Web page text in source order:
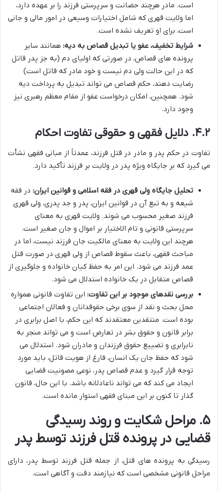
است. مادر هرچند حضانت و سرپرستی فرزند را بر عهده دارد،
اما ولایت قهری که شامل اختیارات وسیعی در امور مالی و جانی
است، برای او تعریف نشده است.
شرایط تخفیف، عفو یا تبدیل قصاص به دیه: همانند سایر
پرونده های قصاص، در صورتی که اولیای دم (به جز پدر قاتل
که در این حالت ولی دم نیست و خود مادر که قاتل است)
رضایت دهند، حکم قصاص می تواند تبدیل به پرداخت دیه
شود. همچنین، امکان درخواست عفو از مقام معظم رهبری نیز
وجود دارد.
۴.۲. دلایل فقهی و حقوقی تفاوت احکام
تفاوت در حکم پدر و مادر در قتل فرزند، عمدتاً از مبانی فقهی نشأت
می گیرد که بر جایگاه ویژه پدر در ولایت بر فرزند تأکید دارد.
تحلیل جایگاه ولی قهری در فقه اسلامی و قوانین ایران: در فقه
شیعه و به تبع آن در قوانین ایران، پدر و جد پدری، ولی قهری
فرزند صغیر محسوب می شوند. ولایت قهری به معنای
سرپرستی قانونی و تام الاختیار بر اموال و جان صغیر است.
هرچند این ولایت به معنای مالکیت جان فرزند نیست، اما در
مباحث فقهی، باعث سقوط قصاص از ولی قهری در صورت قتل
عمد فرزند می شود. این امر به حفظ کیان خانواده و جلوگیری از
قصاص متقابل در یک خانواده استدلال می شود.
بررسی نقدهای موجود بر این تفاوت: این تفاوت قانونی همواره
محل بحث و نقد از سوی برخی حقوقدانان و فعالان اجتماعی
بوده است. منتقدین معتقدند که این حکم، با اصل برابری در
برابر قانون و حقوق بشر در تعارض است و می تواند منجر به
نابرابری و تضییع حقوق فرزندان و مادران شود. استدلال می
شود که حفظ جان یک انسان، فارغ از هویت قاتل، باید مورد
توجه قرار گیرد و عدم قصاص پدر، نوعی مصونیت قضایی
ایجاد می کند که می تواند ناعادلانه باشد. با این حال، قانون
گذار تا کنون بر این مبنای فقهی استوار مانده است.
۵. مراحل شکایت و روند رسیدگی
قضایی در پرونده قتل فرزند توسط پدر
رسیدگی به پرونده های قتل، از جمله قتل فرزند توسط پدر، دارای
مراحل قانونی مشخصی است که نیازمند دقت و آگاهی است.